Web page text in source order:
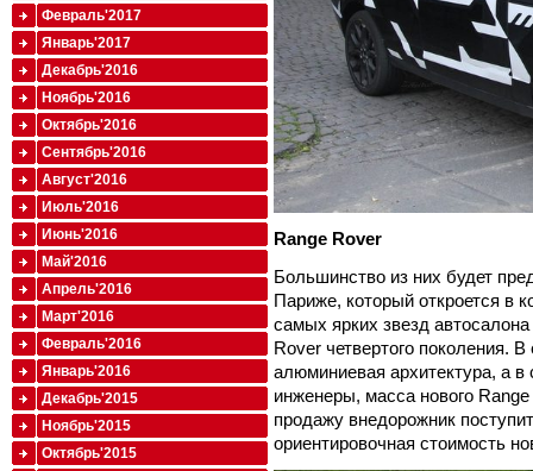
Range Rover
Большинство из них будет
Париже, который откроется в
самых ярких звезд
Rover четвертого поколения.
алюминиевая архитектура, а
инженеры, масса нового
продажу внедорожник
ориентировочная стоимость
Февраль'2017
Январь'2017
Декабрь'2016
Ноябрь'2016
Октябрь'2016
Сентябрь'2016
Август'2016
Июль'2016
Июнь'2016
Май'2016
Апрель'2016
Март'2016
Февраль'2016
Январь'2016
Декабрь'2015
Ноябрь'2015
Октябрь'2015